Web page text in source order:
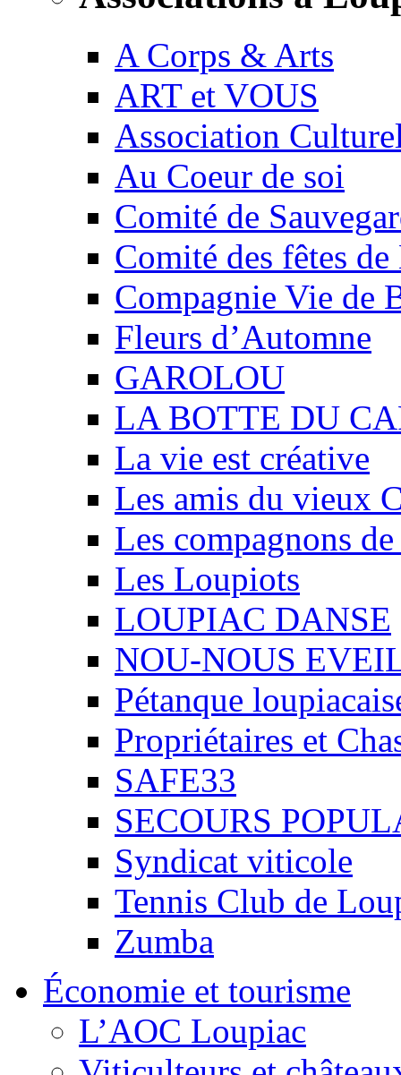
A Corps & Arts
ART et VOUS
Association
Au Coeur de soi
Comité de
Comité des fêtes
Compagnie Vie de
Fleurs d’Automne
GAROLOU
LA BOTTE DU
La vie est créative
Les amis du vieux
Les compagnons
Les Loupiots
LOUPIAC DANSE
NOU-NOUS
Pétanque
Propriétaires et
SAFE33
SECOURS
Syndicat viticole
Tennis Club de
Zumba
Économie et tourisme
L’AOC Loupiac